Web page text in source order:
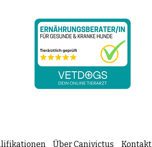
Über Canivictus Kontakt